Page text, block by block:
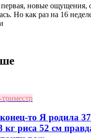
первая, новые ощущения,
Но как раз на 16
то Я родила
кг риса 52 см